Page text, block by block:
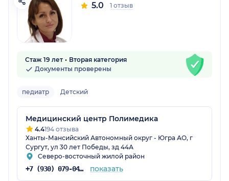
5.0 1 отзыв
Стаж 19 лет
Вторая категория
Документы проверены
педиатр Детский
Медицинский центр Полимедика
4.4194 отзыва
Ханты-Мансийский Автономный округ - Югра АО, г
Сургут, ул 30 лет Победы, зд 44А
Северо-восточный жилой район
+7 (930) 079-04-03 показать